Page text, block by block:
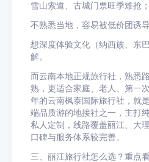
雪山索道、古城门票旺季难抢；
不熟悉当地，容易被低价团诱导
想深度体验文化（纳西族、东
解。
而云南本地正规旅行社，熟悉
熟，更适合家庭、老人、第一
年的云南枫泰国际旅行社，就
端品质游的地接社之一，主打
私人定制，线路覆盖丽江、大
口碑与服务体系较完善。
三、丽江旅行社怎么选？重点